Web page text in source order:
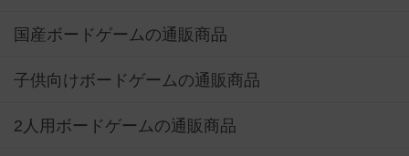
国産ボードゲームの通販商品
子供向けボードゲームの通販商品
2人用ボードゲームの通販商品